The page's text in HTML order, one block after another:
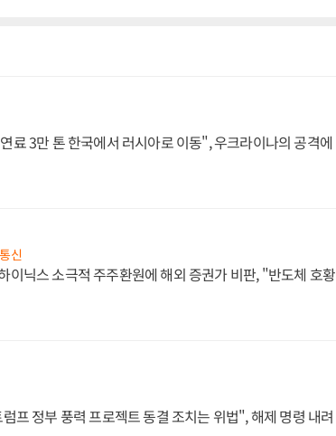
료 3만 톤 한국에서 러시아로 이동", 우크라이나의 공격에
신
이닉스 소극적 주주환원에 해외 증권가 비판, "반도체 호황
프 정부 풍력 프로젝트 동결 조치는 위법", 해제 명령 내려